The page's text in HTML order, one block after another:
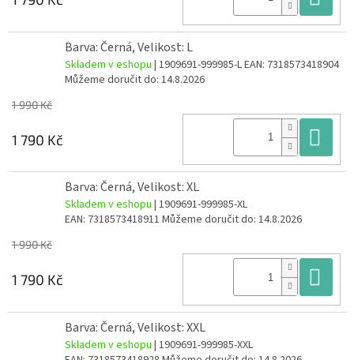
Barva: Černá, Velikost: L
Skladem v eshopu | 1909691-999985-LEAN: 7318573418904
Můžeme doručit do: 14.8.2026
1 990 Kč
1 790 Kč
Barva: Černá, Velikost: XL
Skladem v eshopu | 1909691-999985-XL
EAN: 7318573418911 Můžeme doručit do: 14.8.2026
1 990 Kč
1 790 Kč
Barva: Černá, Velikost: XXL
Skladem v eshopu | 1909691-999985-XXL